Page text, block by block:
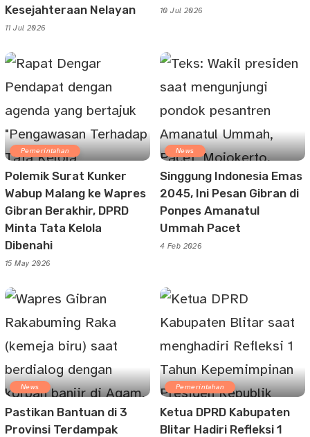
Kesejahteraan Nelayan
11 Jul 2026
10 Jul 2026
Pemerintahan
Polemik Surat Kunker
Wabup Malang ke Wapres
Gibran Berakhir, DPRD
Minta Tata Kelola
Dibenahi
15 May 2026
News
Singgung Indonesia Emas
2045, Ini Pesan Gibran di
Ponpes Amanatul
Ummah Pacet
4 Feb 2026
News
Pastikan Bantuan di 3
Provinsi Terdampak
Pemerintahan
Ketua DPRD Kabupaten
Blitar Hadiri Refleksi 1